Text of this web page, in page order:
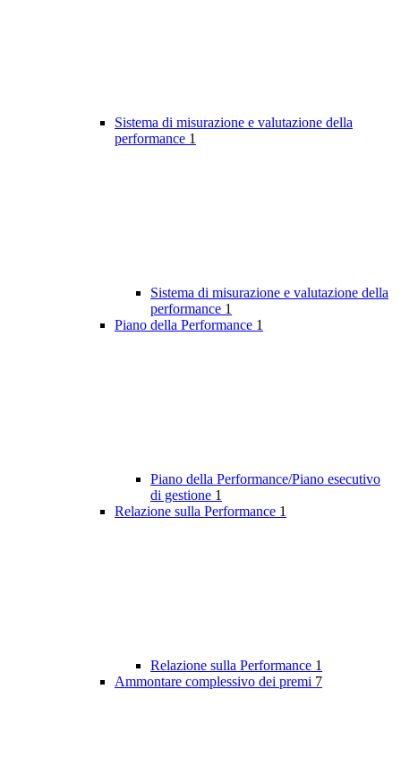
Sistema di misurazione e valutazione della
performance 1
Sistema di misurazione e valutazione della
performance 1
Piano della Performance 1
Piano della Performance/Piano esecutivo
di gestione 1
Relazione sulla Performance 1
Relazione sulla Performance 1
Ammontare complessivo dei premi 7